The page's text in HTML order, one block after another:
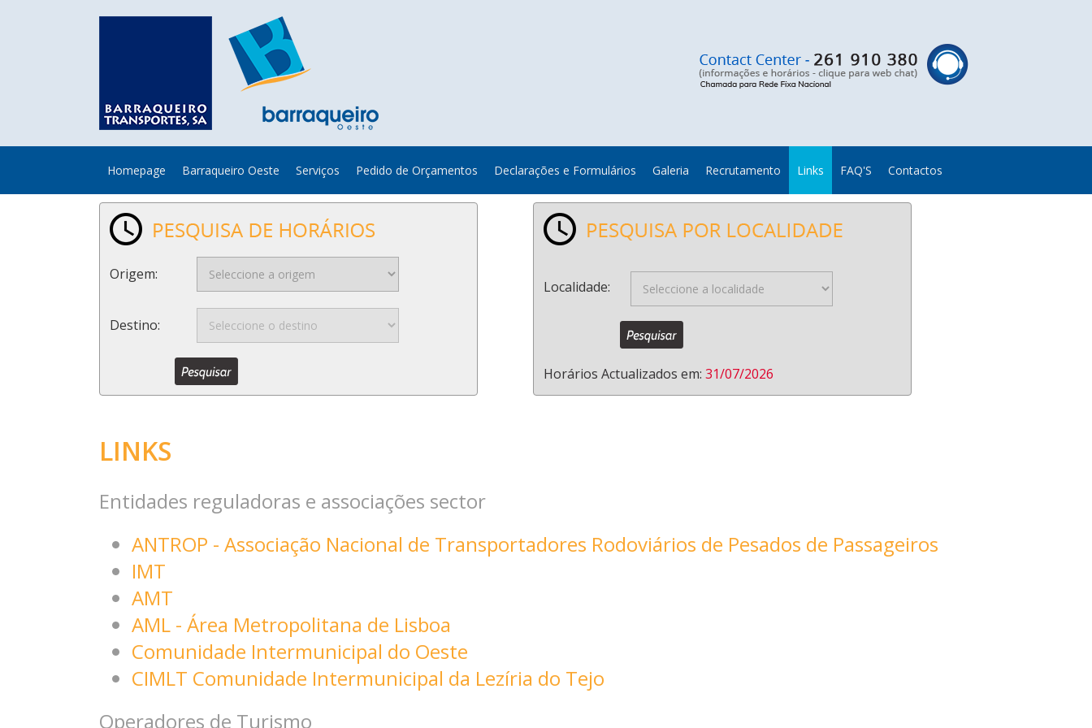
Homepage Barraqueiro Oeste Serviços Pedido de Orçamentos Declarações e Formulários Galeria Recrutamento Links FAQ'S Contactos
Origem:
Destino:
Localidade:
Horários Actualizados em: 31/07/2026
LINKS
Entidades reguladoras e associações sector
ANTROP - Associação Nacional de Transportadores Rodoviários de Pesados de Passageiros
IMT
AMT
AML - Área Metropolitana de Lisboa
Comunidade Intermunicipal do Oeste
CIMLT Comunidade Intermunicipal da Lezíria do Tejo
Operadores de Turismo